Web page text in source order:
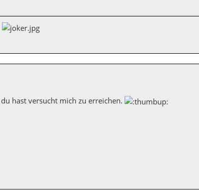
hast versucht mich zu erreichen.